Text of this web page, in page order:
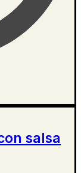
salsa